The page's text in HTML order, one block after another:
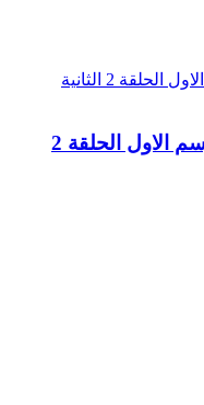
مسلسل The Penguin الموسم الاول الحلقة 2